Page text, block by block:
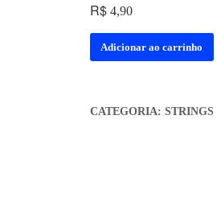
R$ 4,90
Adicionar ao carrinho
CATEGORIA: STRINGS